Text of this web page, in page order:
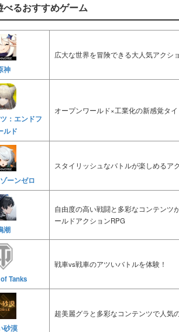
べるおすすめゲーム
神
広大な世界を冒険できる大人気アクシ
：エンドフ
ルド
オープンワールド×工業化の新感覚タ
ーンゼロ
スタイリッシュなバトルが楽しめるア
潮
自由度の高い戦闘と多彩なコンテンツ
ールドアクションRPG
Tanks
戦車vs戦車のアツいバトルを体験！
砂漠
超美麗グラと多彩なコンテンツで人気